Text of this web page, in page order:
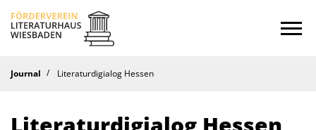
Startseite
Journal Literaturdigialog Hessen